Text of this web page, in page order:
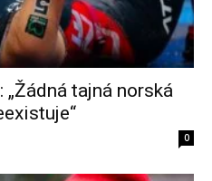
tajná norská
0